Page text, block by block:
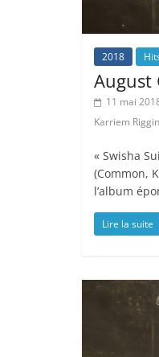
2018
August
11 mai
Karriem
« Swisha
(Common,
l’album
Lire la suite